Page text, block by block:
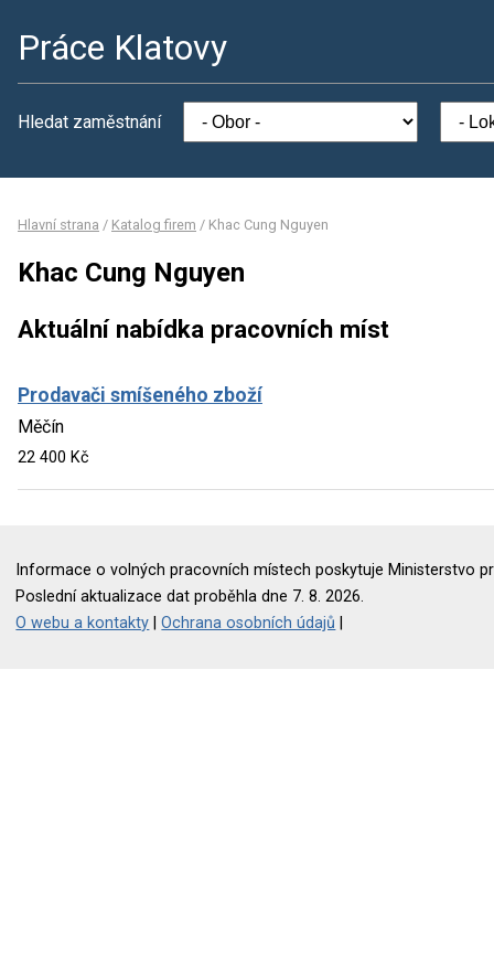
Práce Klatovy
Hledat zaměstnání
Hlavní strana / Katalog firem / Khac Cung Nguyen
Khac Cung Nguyen
Aktuální nabídka pracovních míst
Prodavači smíšeného zboží
Měčín
22 400 Kč
Informace o volných pracovních místech poskytuje Ministerstvo
Poslední aktualizace dat proběhla dne 7. 8. 2026.
O webu a kontakty |Ochrana osobních údajů